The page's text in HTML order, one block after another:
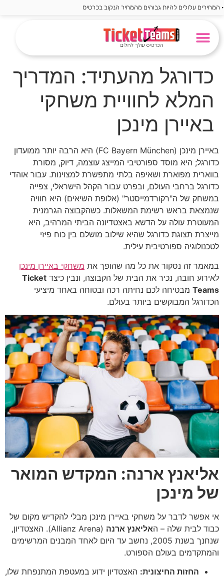
עלולים להיות גבוהים מהמחיר הנקוב בכרטיס
כדורגל מהעתיד: המדריך
המלא לחוויית משחקי
באיירן מינכן
באיירן מינכן (FC Bayern München) היא הרבה יותר ממועדון
כדורגל; היא מוסד ספורטיבי המייצג עוצמה, דיוק, מסורת
בווארית מפוארת ושאיפה בלתי מתפשרת למצוינות. עבור אוהדי
כדורגל ברחבי העולם, ובפרט עבור הקהל הישראלי, צפייה
במשחק של ה"רקורדמייסטר" (אלופת השיאים) היא חוויה
שנמצאת בראש רשימת המשאלות. כשהקבוצה הגרמנית
המעוטרת עולה על הדשא באצטדיונה הביתי המרהיב, היא
מייצרת תצוגת כדורגל שהיא שילוב מושלם בין כוח פיזי
לטכנולוגיה ספורטיבית עילית.
במאמר זה נסקור את כל מה שהופך את משחקי באיירן מינכן
לאירוע חובה, נכיר את הבית של הקבוצה, ונבין כיצד Ticket
Teams מבטיחה לכם נחיתה רכה ובטוחה באחד מיציעי
הכדורגל המבוקשים ביותר בעולם.
אליאנץ ארנה: המקדש המואר
של מינכן
אי אפשר לדבר על משחקי באיירן מינכן מבלי להקדיש מקום של
כבוד לבית שלה – האליאנץ ארנה
(Allianz Arena). האצטדיון,
שנחנך בשנת 2005, נחשב עד היום לאחד המבנים המרשימים
והמתקדמים בעולם הספורט.
החזות החיצונית: האצטדיון ידוע במעטפת המתנפחת שלו,